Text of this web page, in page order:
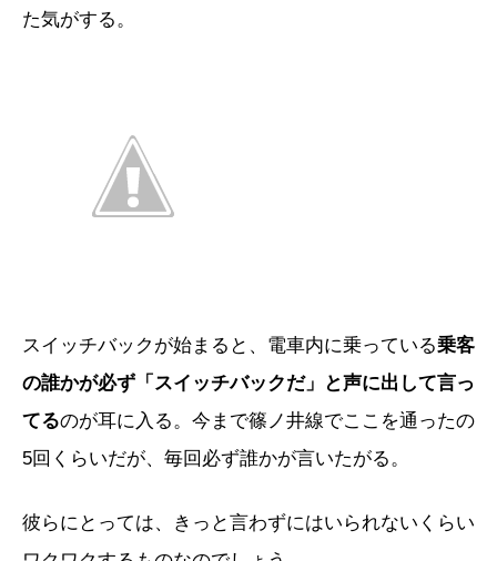
た気がする。
スイッチバックが始まると、電車内に乗っている乗客
の誰かが必ず「スイッチバックだ」と声に出して言っ
てるのが耳に入る。今まで篠ノ井線でここを通ったの
5回くらいだが、毎回必ず誰かが言いたがる。
彼らにとっては、きっと言わずにはいられないくらい